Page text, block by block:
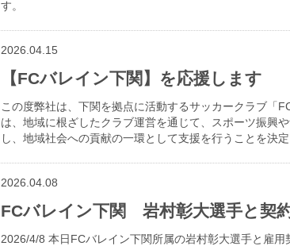
す。
2026.04.15
【FCバレイン下関】を応援します
この度弊社は、下関を拠点に活動するサッカークラブ「
は、地域に根ざしたクラブ運営を通じて、スポーツ振興
し、地域社会への貢献の一環として支援を行うことを決
2026.04.08
FCバレイン下関 岩村彰大選手と契
2026/4/8 本日FCバレイン下関所属の岩村彰大選手と雇